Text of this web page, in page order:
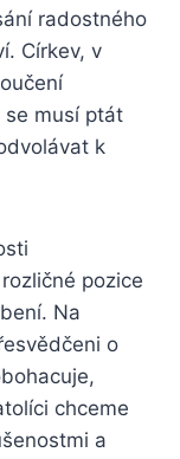
radostného
Církev, v
se musí ptát
k
pozice
Na
o
chceme
a